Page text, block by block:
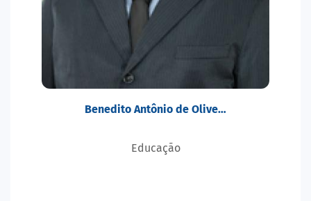
Benedito Antônio de Olive…
Educação